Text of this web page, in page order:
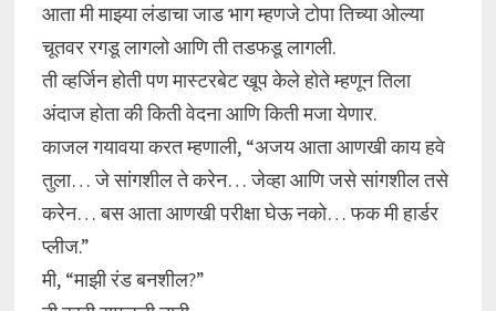
आता मी माझ्या लंडाचा जाड भाग म्हणजे टोपा तिच्या ओल्या
चूतवर रगडू लागलो आणि ती तडफडू लागली.
ती व्हर्जिन होती पण मास्टरबेट खूप केले होते म्हणून तिला
अंदाज होता की किती वेदना आणि किती मजा येणार.
काजल गयावया करत म्हणाली, “अजय आता आणखी काय हवे
तुला… जे सांगशील ते करेन… जेव्हा आणि जसे सांगशील तसे
करेन… बस आता आणखी परीक्षा घेऊ नको… फक मी हार्डर
प्लीज.”
मी, “माझी रंड बनशील?”